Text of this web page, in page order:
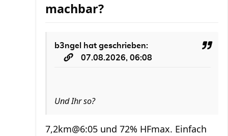
machbar?
b3ngel
hat geschrieben:
07.08.2026, 06:08
Und Ihr so?
7,2km@6:05 und 72% HFmax. Einfach